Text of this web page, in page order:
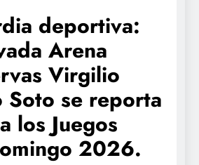
deportiva:
Arena
Virgilio
Soto se reporta
los Juegos
2026.